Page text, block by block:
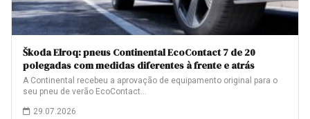
Škoda Elroq: pneus Continental EcoContact 7 de 20
polegadas com medidas diferentes à frente e atrás
A Continental recebeu a aprovação de equipamento original para o
seu pneu de verão EcoContact…
29.07.2026